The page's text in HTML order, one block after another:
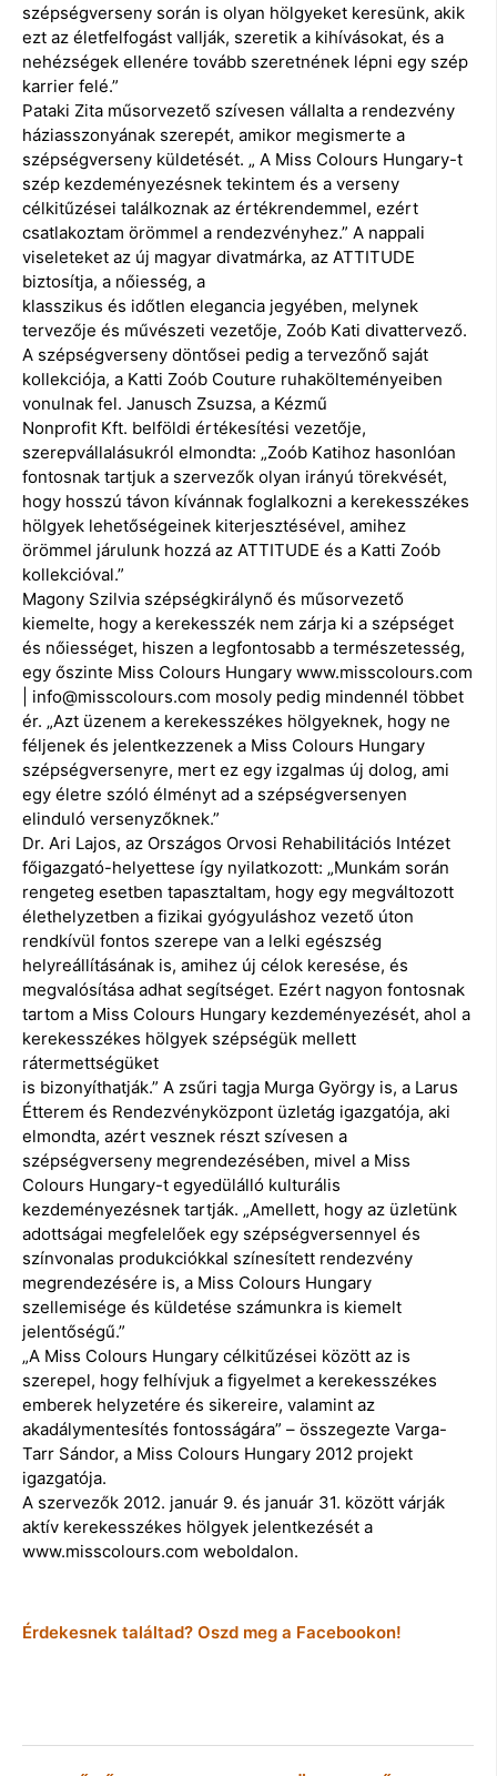
szépségverseny során is olyan hölgyeket keresünk, akik
ezt az életfelfogást vallják, szeretik a kihívásokat, és a
nehézségek ellenére tovább szeretnének lépni egy szép
karrier felé.”
Pataki Zita műsorvezető szívesen vállalta a rendezvény
háziasszonyának szerepét, amikor megismerte a
szépségverseny küldetését. „ A Miss Colours Hungary-t
szép kezdeményezésnek tekintem és a verseny
célkitűzései találkoznak az értékrendemmel, ezért
csatlakoztam örömmel a rendezvényhez.” A nappali
viseleteket az új magyar divatmárka, az ATTITUDE
biztosítja, a nőiesség, a
klasszikus és időtlen elegancia jegyében, melynek
tervezője és művészeti vezetője, Zoób Kati divattervező.
A szépségverseny döntősei pedig a tervezőnő saját
kollekciója, a Katti Zoób Couture ruhakölteményeiben
vonulnak fel. Janusch Zsuzsa, a Kézmű
Nonprofit Kft. belföldi értékesítési vezetője,
szerepvállalásukról elmondta: „Zoób Katihoz hasonlóan
fontosnak tartjuk a szervezők olyan irányú törekvését,
hogy hosszú távon kívánnak foglalkozni a kerekesszékes
hölgyek lehetőségeinek kiterjesztésével, amihez
örömmel járulunk hozzá az ATTITUDE és a Katti Zoób
kollekcióval.”
Magony Szilvia szépségkirálynő és műsorvezető
kiemelte, hogy a kerekesszék nem zárja ki a szépséget
és nőiességet, hiszen a legfontosabb a természetesség,
egy őszinte Miss Colours Hungary www.misscolours.com
| info@misscolours.com mosoly pedig mindennél többet
ér. „Azt üzenem a kerekesszékes hölgyeknek, hogy ne
féljenek és jelentkezzenek a Miss Colours Hungary
szépségversenyre, mert ez egy izgalmas új dolog, ami
egy életre szóló élményt ad a szépségversenyen
elinduló versenyzőknek.”
Dr. Ari Lajos, az Országos Orvosi Rehabilitációs Intézet
főigazgató-helyettese így nyilatkozott: „Munkám során
rengeteg esetben tapasztaltam, hogy egy megváltozott
élethelyzetben a fizikai gyógyuláshoz vezető úton
rendkívül fontos szerepe van a lelki egészség
helyreállításának is, amihez új célok keresése, és
megvalósítása adhat segítséget. Ezért nagyon fontosnak
tartom a Miss Colours Hungary kezdeményezését, ahol a
kerekesszékes hölgyek szépségük mellett
rátermettségüket
is bizonyíthatják.” A zsűri tagja Murga György is, a Larus
Étterem és Rendezvényközpont üzletág igazgatója, aki
elmondta, azért vesznek részt szívesen a
szépségverseny megrendezésében, mivel a Miss
Colours Hungary-t egyedülálló kulturális
kezdeményezésnek tartják. „Amellett, hogy az üzletünk
adottságai megfelelőek egy szépségversennyel és
színvonalas produkciókkal színesített rendezvény
megrendezésére is, a Miss Colours Hungary
szellemisége és küldetése számunkra is kiemelt
jelentőségű.”
„A Miss Colours Hungary célkitűzései között az is
szerepel, hogy felhívjuk a figyelmet a kerekesszékes
emberek helyzetére és sikereire, valamint az
akadálymentesítés fontosságára” – összegezte Varga-
Tarr Sándor, a Miss Colours Hungary 2012 projekt
igazgatója.
A szervezők 2012. január 9. és január 31. között várják
aktív kerekesszékes hölgyek jelentkezését a
www.misscolours.com weboldalon.
Érdekesnek találtad? Oszd meg a Facebookon!